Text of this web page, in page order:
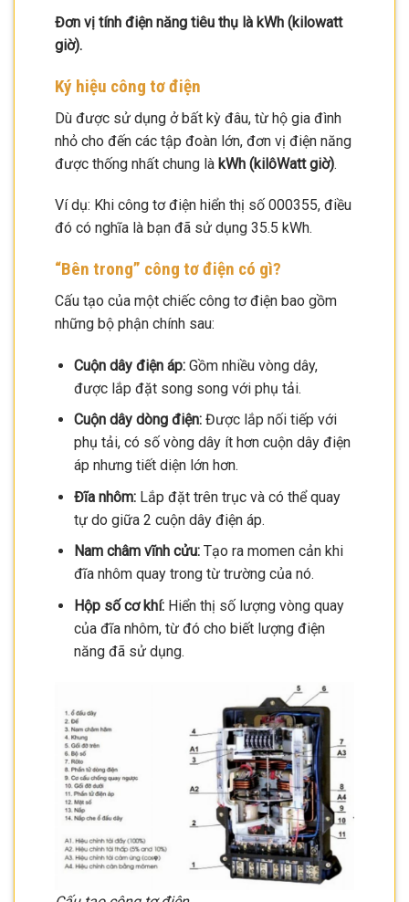
Đơn vị tính điện năng tiêu thụ là kWh (kilowatt
giờ).
Ký hiệu công tơ điện
Dù được sử dụng ở bất kỳ đâu, từ hộ gia đình
nhỏ cho đến các tập đoàn lớn, đơn vị điện năng
được thống nhất chung là kWh (kilôWatt giờ).
Ví dụ: Khi công tơ điện hiển thị số 000355, điều
đó có nghĩa là bạn đã sử dụng 35.5 kWh.
“Bên trong” công tơ điện có gì?
Cấu tạo của một chiếc công tơ điện bao gồm
những bộ phận chính sau:
Cuộn dây điện áp:Gồm nhiều vòng dây,
được lắp đặt song song với phụ tải.
Cuộn dây dòng điện:Được lắp nối tiếp với
phụ tải, có số vòng dây ít hơn cuộn dây điện
áp nhưng tiết diện lớn hơn.
Đĩa nhôm:Lắp đặt trên trục và có thể quay
tự do giữa 2 cuộn dây điện áp.
Nam châm vĩnh cửu:Tạo ra momen cản khi
đĩa nhôm quay trong từ trường của nó.
Hộp số cơ khí:Hiển thị số lượng vòng quay
của đĩa nhôm, từ đó cho biết lượng điện
năng đã sử dụng.